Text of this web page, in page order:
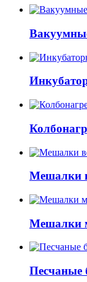
Мешалки
Мешалки
Песчаные